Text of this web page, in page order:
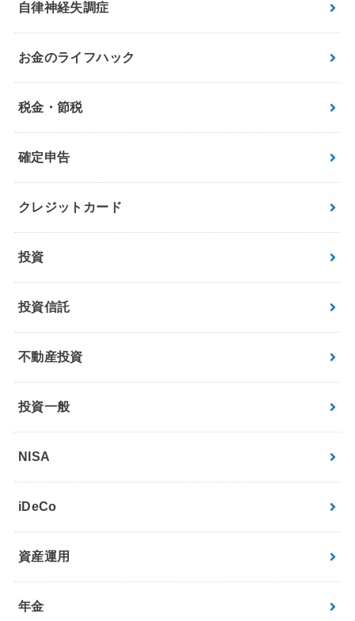
自律神経失調症
お金のライフハック
税金・節税
確定申告
クレジットカード
投資
投資信託
不動産投資
投資一般
NISA
iDeCo
資産運用
年金